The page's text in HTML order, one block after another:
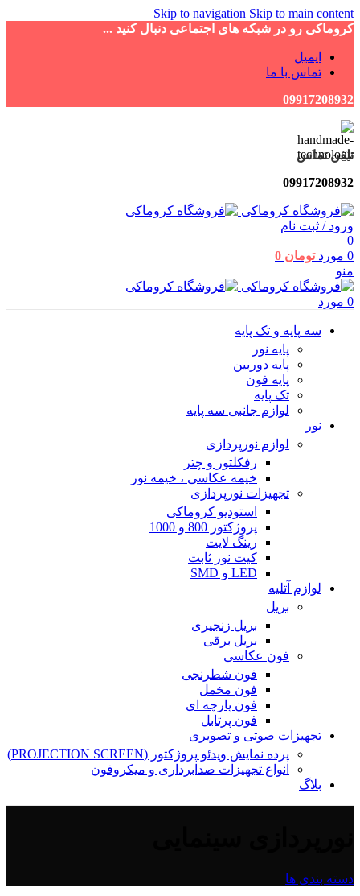
Skip to navigation Skip to main content
کروماکی رو در شبکه های اجتماعی دنبال کنید ...
ایمیل
تماس با ما
09917208932
تلفن تماس
09917208932
ورود / ثبت نام
0
0 مورد تومان
منو
0 مورد
سه پایه و تک پایه
پایه نور
پایه دوربین
پایه فون
تک پایه
لوازم جانبی سه پایه
نور
لوازم نورپردازی
رفکلتور و چتر
خیمه عکاسی ، خیمه نور
تجهیزات نورپردازی
استودیو کروماکی
پروژکتور 800 و 1000
رینگ لایت
کیت نور ثابت
LED و SMD
لوازم آتلیه
بریل
بریل زنجیری
بریل برقی
فون عکاسی
فون شطرنجی
فون مخمل
فون پارچه ای
فون پرتابل
تجهیزات صوتی و تصویری
پرده نمایش ویدئو پروژکتور (PROJECTION SCREEN)
انواع تجهیزات صدابرداری و میکروفون
بلاگ
دسته بندی ها